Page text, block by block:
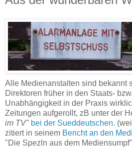
Alle Medienanstalten sind bekannt
Direktoren früher in den Staats-
Unabhängigkeit in der Praxis
Zeitungen aufgerollt, zB unter der
im TV" bei der Sueddeutschen.
zitiert in seinem Bericht an den
"Die Spezln aus dem